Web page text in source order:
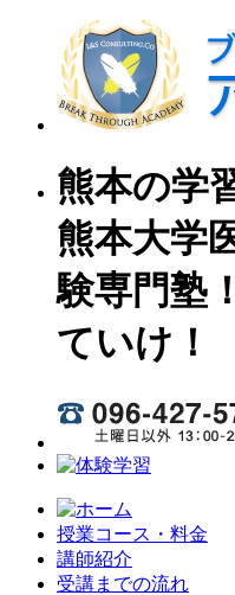
熊本の学
熊本大学
験専門塾
ていけ！
授業コース・料金
講師紹介
受講までの流れ